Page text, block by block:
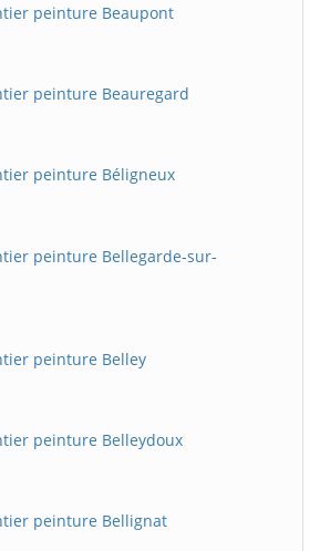
peinture Beaupont
peinture Beauregard
peinture Béligneux
peinture Bellegarde-sur-
peinture Belley
peinture Belleydoux
peinture Bellignat